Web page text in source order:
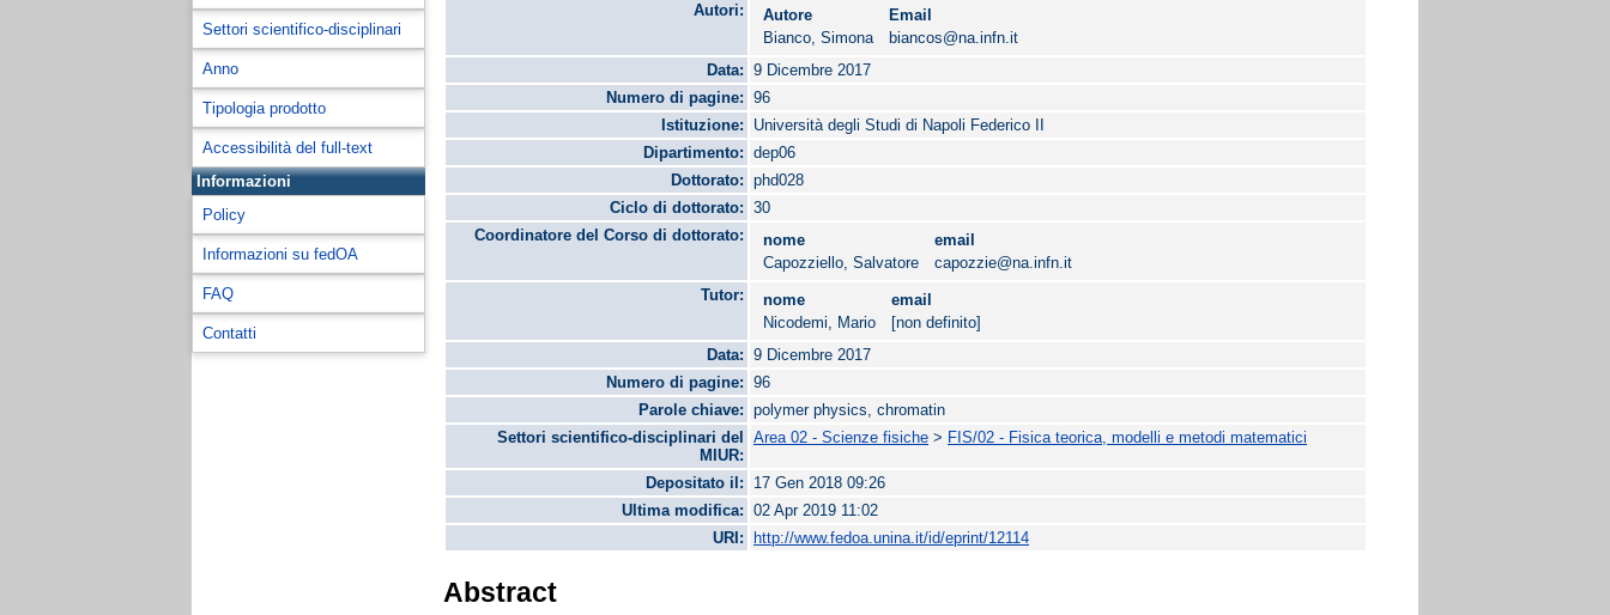
Settori scientifico-disciplinari
Anno
Tipologia prodotto
Accessibilità del full-text
Informazioni
Policy
Informazioni su fedOA
FAQ
Contatti
Autori:
Autore
Email
Bianco, Simona
biancos@na.infn.it
Data:
9 Dicembre 2017
Numero di pagine:
96
Istituzione:
Università degli Studi di Napoli Federico II
Dipartimento:
dep06
Dottorato:
phd028
Ciclo di dottorato:
30
Coordinatore del Corso di dottorato:
nome
email
Capozziello, Salvatore
capozzie@na.infn.it
Tutor:
nome
email
Nicodemi, Mario
[non definito]
Data:
9 Dicembre 2017
Numero di pagine:
96
Parole chiave:
polymer physics, chromatin
Settori scientifico-disciplinari del
MIUR:
Area 02 - Scienze fisiche > FIS/02 - Fisica teorica, modelli e metodi matematici
Depositato il:
17 Gen 2018 09:26
Ultima modifica:
02 Apr 2019 11:02
URI:
http://www.fedoa.unina.it/id/eprint/12114
Abstract